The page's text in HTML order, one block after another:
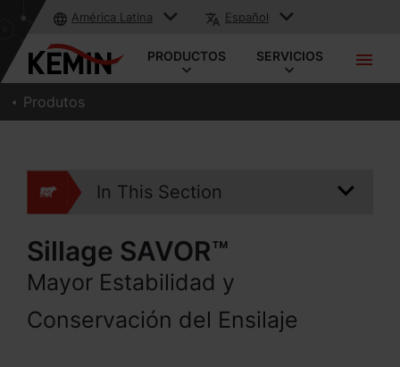
América Latina Español
PRODUCTOS SERVICIOS
Produtos
In This Section
Sillage SAVOR™
Mayor Estabilidad y
Conservación del Ensilaje